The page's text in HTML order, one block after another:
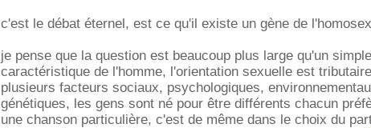
c'est le débat éternel, est ce qu'il existe un gène de
je pense que la question est beaucoup plus large qu'un
caractéristique de l'homme, l'orientation sexuelle est
plusieurs facteurs sociaux, psychologiques,
génétiques, les gens sont né pour être différents chacun
une chanson particulière, c'est de même dans le choix du